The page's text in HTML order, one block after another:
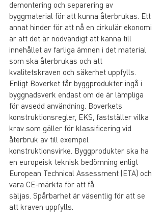
demontering och separering av
byggmaterial för att kunna återbrukas. Ett
annat hinder för att nå en cirkulär ekonomi
är att det är nödvändigt att känna till
innehållet av farliga ämnen i det material
som ska återbrukas och att
kvalitetskraven och säkerhet uppfylls.
Enligt Boverket får byggprodukter ingå i
byggnadsverk endast om de är lämpliga
för avsedd användning. Boverkets
konstruktionsregler, EKS, fastställer vilka
krav som gäller för klassificering vid
återbruk av till exempel
konstruktionsvirke. Byggprodukter ska ha
en europeisk teknisk bedömning enligt
European Technical Assessment (ETA) och
vara CE-märkta för att få
säljas. Spårbarhet är väsentlig för att se
att kraven uppfylls.